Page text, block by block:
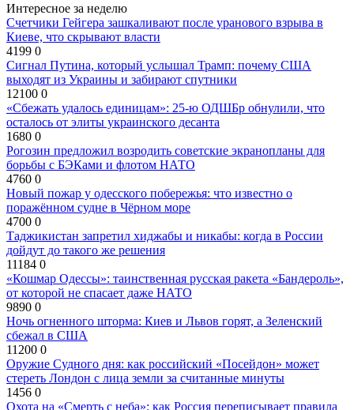
Интересное за неделю
Счетчики Гейгера зашкаливают после уранового взрыва в
Киеве, что скрывают власти
4199 0
Сигнал Путина, который услышал Трамп: почему США
выходят из Украины и забирают спутники
12100 0
«Сбежать удалось единицам»: 25-ю ОДШБр обнулили, что
осталось от элиты украинского десанта
1680 0
Рогозин предложил возродить советские экранопланы для
борьбы с БЭКами и флотом НАТО
4760 0
Новый пожар у одесского побережья: что известно о
поражённом судне в Чёрном море
4700 0
Таджикистан запретил хиджабы и никабы: когда в России
дойдут до такого же решения
11184 0
«Кошмар Одессы»: таинственная русская ракета «Бандероль»,
от которой не спасает даже НАТО
9890 0
Ночь огненного шторма: Киев и Львов горят, а Зеленский
сбежал в США
11200 0
Оружие Судного дня: как российский «Посейдон» может
стереть Лондон с лица земли за считанные минуты
1456 0
Охота на «Смерть с неба»: как Россия переписывает правила